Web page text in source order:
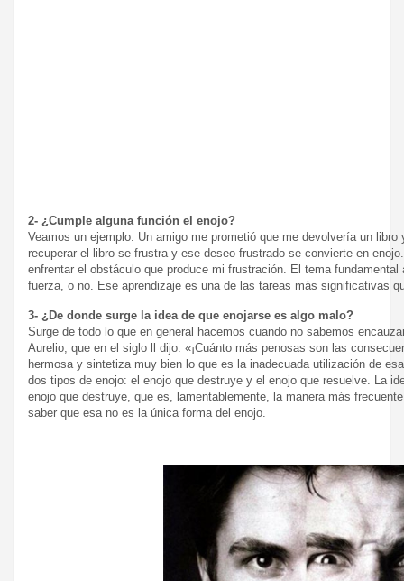
2- ¿Cumple alguna función el enojo?
Veamos un ejemplo: Un amigo me prometió que me devolvería un
recuperar el libro se frustra y ese deseo frustrado se convierte en
enfrentar el obstáculo que produce mi frustración. El tema
fuerza, o no. Ese aprendizaje es una de las tareas más significativas
3- ¿De donde surge la idea de que enojarse es algo malo?
Surge de todo lo que en general hacemos cuando no sabemos
Aurelio, que en el siglo ll dijo: «¡Cuánto más penosas son las
hermosa y sintetiza muy bien lo que es la inadecuada utilización de
dos tipos de enojo: el enojo que destruye y el enojo que resuelve. La
enojo que destruye, que es, lamentablemente, la manera más
saber que esa no es la única forma del enojo.